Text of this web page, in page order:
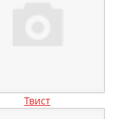
Твист